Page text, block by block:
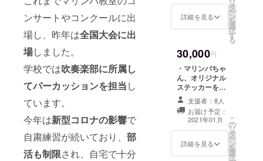
ンサートやコンクールに出
場し、昨年は全国大会に出
場しました。
学校では吹奏楽部に所属し
てパーカッションを担当し
ています。
今年は新型コロナの影響で
自粛練習が続いており、 部
活も制限され、自宅で十分
ドを提供しま
す)。一緒に盛り
上がりましょ
う。 プルダウン
選びください。
コンサートがで
きるようになっ
たらチケット2枚
手配します。 ※
会場までの交通
費はご支援者様
のご負担となり
ます。
ん(先行10名の特
典でした)。 その
前の練習風景な
ど)を動画で配信
します。 1)に加
え、 2)毎週、私
が演奏するマリ
ンバの演奏を
SNSやメールに
て配信します。
期間は1年間配信
します。うまく
できない時はご
めんなさい。で
詳細を見る
タ
ー
ン
を
選
択
す
る
30,000円
・マリンバちゃ
ん、オリジナル
ステッカーを提
供します。 ・毎
週、私が演奏す
るマリンバの演
奏をSNSやメー
ルで配信しま
す。 ・指定され
支援者：8人
お届け予定：
2021年01月
詳細を見る
こ
の
リ
タ
ー
ン
を
選
択